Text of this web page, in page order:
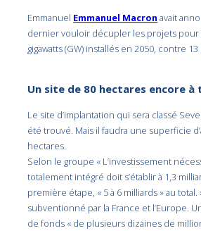
Emmanuel Emmanuel Macron avait
dernier vouloir décupler les projets pour
gigawatts (GW) installés en 2050, contre 13
Un site de 80 hectares encore
Le site d’implantation qui sera classé
été trouvé. Mais il faudra une superficie
hectares.
Selon le groupe « L’investissement
totalement intégré doit s’établir à 1,3
première étape, « 5 à 6 milliards » au total.
subventionné par la France et l’Europe.
de fonds « de plusieurs dizaines de